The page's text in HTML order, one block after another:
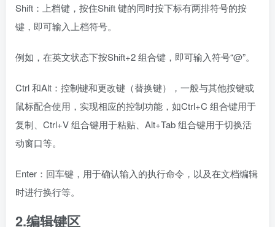
Enter：回车键，用于确认输入的执行命令，以及在文档编辑
时进行换行等。
2.编辑键区
该键区的键通常用于相关的编辑功能，在不同的软件中，其
功能各不相同，其中较为通用的功能如下。
Print Screen：截屏键，按下该键可截取当前屏幕的全部内容
并保存到剪贴板中，转到需要使用该图的软件中粘贴即可。
按下Alt+Print Screen 组合键可截取当前活动窗口。
Scroll Lock：滚动锁定键，目前应用较少，在个别软件中可
实现特定的锁定效果。其状态由相应的指示灯显示。